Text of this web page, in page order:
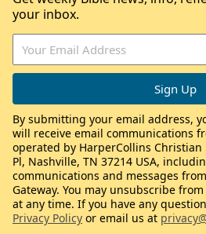
your inbox.
By submitting your email address,
will receive email communications
operated by HarperCollins
Pl, Nashville, TN 37214 USA,
communications and messages
Gateway. You may unsubscribe from
at any time. If you have any
Privacy Policy or email us at